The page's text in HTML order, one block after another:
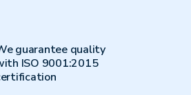
guarantee quality
ISO 9001:2015